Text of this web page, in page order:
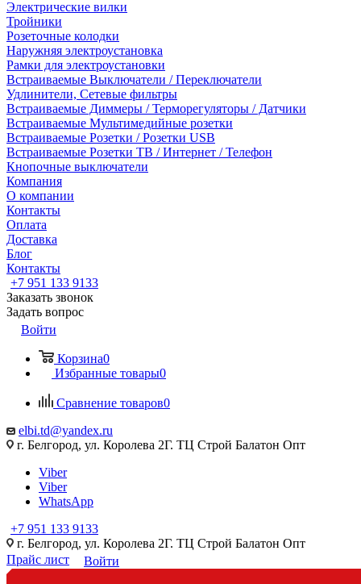
Электрические вилки
Тройники
Розеточные колодки
Наружняя электроустановка
Рамки для электроустановки
Встраиваемые Выключатели / Переключатели
Удлинители, Сетевые фильтры
Встраиваемые Диммеры / Терморегуляторы / Датчики
Встраиваемые Мультимедийные розетки
Встраиваемые Розетки / Розетки USB
Встраиваемые Розетки ТВ / Интернет / Телефон
Кнопочные выключатели
Компания
О компании
Контакты
Оплата
Доставка
Блог
Контакты
+7 951 133 9133
Заказать звонок
Задать вопрос
Войти
Корзина0
Избранные товары0
Сравнение товаров0
elbi.td@yandex.ru
г. Белгород, ул. Королева 2Г. ТЦ Строй Балатон Опт
Viber
Viber
WhatsApp
+7 951 133 9133
г. Белгород, ул. Королева 2Г. ТЦ Строй Балатон Опт
Прайс лист
Войти